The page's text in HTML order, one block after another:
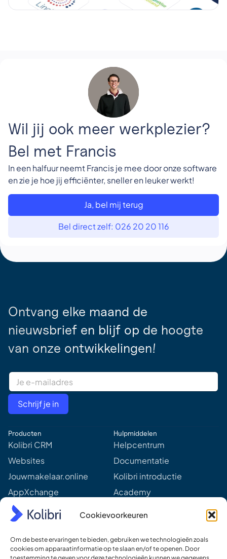
Cookievoorkeuren
Om de beste ervaringen te bieden, gebruiken we technologieën zoals
cookies om apparaatinformatie op te slaan en/of te openen. Door
Wil jij ook meer werkplezier?
Bel met Francis
In een halfuur neemt Francis je mee door onze software
en zie je hoe jij efficiënter, sneller en leuker werkt!
Ja, bel mij terug
Bel direct zelf: 026 20 20 116
Ontvang elke maand de
nieuwsbrief en blijf op de hoogte
van onze ontwikkelingen!
E
a
l
d
r
s
*
Schrijf je in
Producten
Kolibri CRM
Websites
Jouwmakelaar.online
AppXchange
Mediapartners
Prijzen
Hulpmiddelen
Helpcentrum
Documentatie
Kolibri introductie
Academy
Aankomende webinars &
events
Meer van Kolibri
Kolibri voor developers